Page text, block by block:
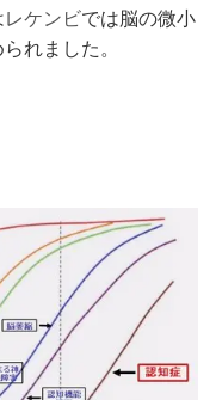
レケンビでは 脳の微小
れました。